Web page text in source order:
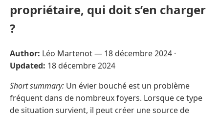
propriétaire, qui doit s’en charger
?
Author: Léo Martenot — 18 décembre 2024 ·
Updated: 18 décembre 2024
Short summary: Un évier bouché est un problème
fréquent dans de nombreux foyers. Lorsque ce type
de situation survient, il peut créer une source de